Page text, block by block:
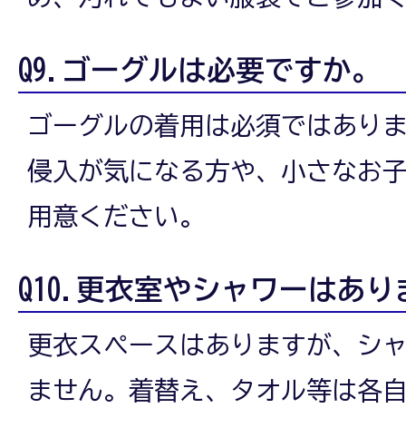
Q9.ゴーグルは必要ですか。
ゴーグルの着用は必須ではあり
侵入が気になる方や、小さなお
用意ください。
Q10.更衣室やシャワーはあり
更衣スペースはありますが、シ
ません。着替え、タオル等は各